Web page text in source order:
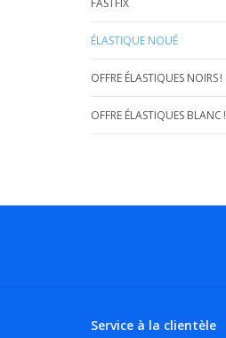
FASTFIX
ÉLASTIQUE NOUÉ
OFFRE ÉLASTIQUES NOIRS !
OFFRE ÉLASTIQUES BLANC !
Service à la clientèle